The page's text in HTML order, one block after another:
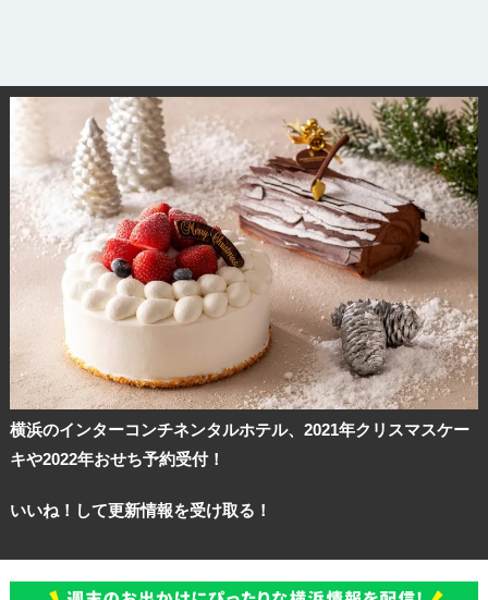
横浜のインターコンチネンタルホテル、2021年クリスマスケー
キや2022年おせち予約受付！
いいね！して更新情報を受け取る！
観光ガイド
ランキング
サイトについて